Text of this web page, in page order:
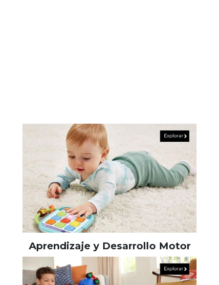
Aprendizaje y Desarrollo Motor